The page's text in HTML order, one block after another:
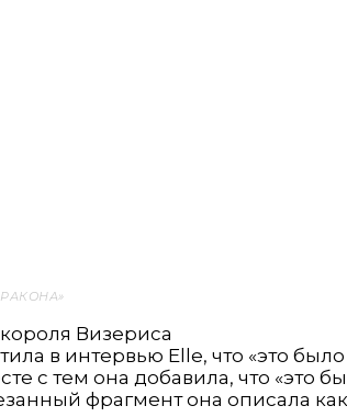
Визериса
в интервью Elle, что «это было
с тем она добавила, что «это
фрагмент она описала как